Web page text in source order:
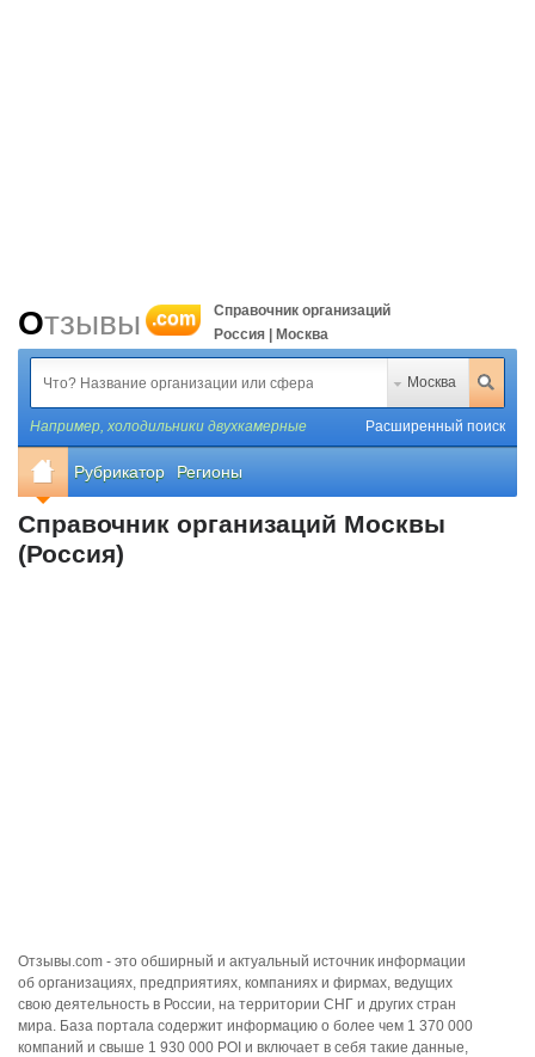
Отзывы .com
Справочник организаций
Россия | Москва
Москва
Например, холодильники двухкамерные Расширенный поиск
Рубрикатор Регионы
Справочник организаций Москвы
(Россия)
Отзывы.com - это обширный и актуальный источник информации
об организациях, предприятиях, компаниях и фирмах, ведущих
свою деятельность в России, на территории СНГ и других стран
мира. База портала содержит информацию о более чем 1 370 000
компаний и свыше 1 930 000 POI и включает в себя такие данные,